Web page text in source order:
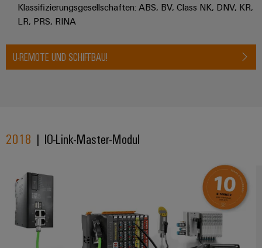
Klassifizierungsgesellschaften: ABS, BV, Class NK, DNV, KR,
LR, PRS, RINA​
U-REMOTE UND SCHIFFBAU!
2018 | IO-Link-Master-Modul